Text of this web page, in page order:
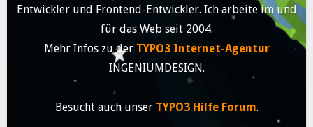
Entwickler und Frontend-Entwickler. Ich arbeite im und
für das Web seit 2004.
Mehr Infos zu der TYPO3 Internet-Agentur
INGENIUMDESIGN.
Besucht auch unser TYPO3 Hilfe Forum.